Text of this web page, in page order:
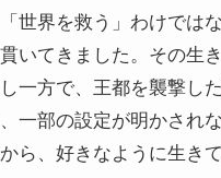
世界を救う」わけでは
いてきました。その生
方で、王都を襲撃し
一部の設定が明かされ
、好きなように生き